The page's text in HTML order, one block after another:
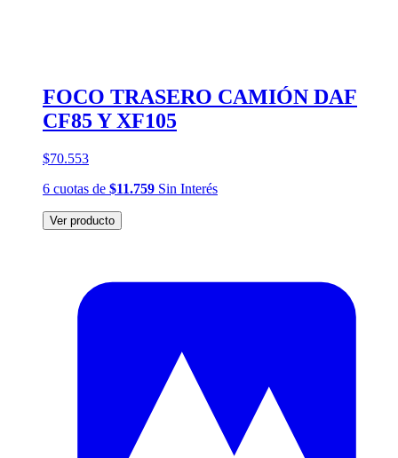
FOCO TRASERO CAMIÓN DAF
CF85 Y XF105
$70.553
6 cuotas de $11.759 Sin Interés
Ver producto